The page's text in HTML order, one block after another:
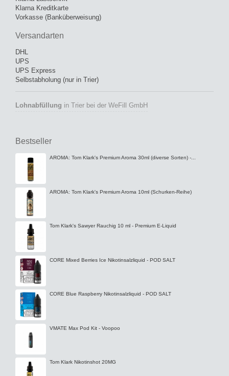
Klarna Kreditkarte
Vorkasse (Banküberweisung)
Versandarten
DHL
UPS
UPS Express
Selbstabholung (nur in Trier)
Lohnabfüllung in Trier bei der WeFill GmbH
Bestseller
AROMA: Tom Klark's Premium Aroma 30ml (diverse Sorten) -...
AROMA: Tom Klark's Premium Aroma 10ml (Schurken-Reihe)
Tom Klark's Sawyer Rauchig 10 ml - Premium E-Liquid
CORE Mixed Berries Ice Nikotinsalzliquid - POD SALT
CORE Blue Raspberry Nikotinsalzliquid - POD SALT
VMATE Max Pod Kit - Voopoo
Tom Klark Nikotinshot 20MG